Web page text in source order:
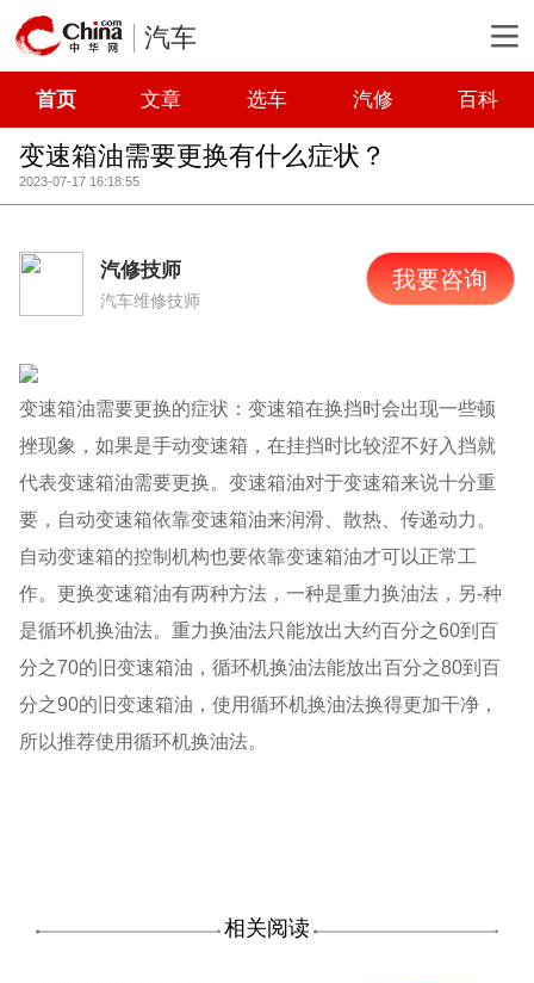
汽车
首页 文章 选车 汽修 百科
变速箱油需要更换有什么症状？
2023-07-17 16:18:55
汽修技师
汽车维修技师
我要咨询
变速箱油需要更换的症状：变速箱在换挡时会出现一些顿
挫现象，如果是手动变速箱，在挂挡时比较涩不好入挡就
代表变速箱油需要更换。变速箱油对于变速箱来说十分重
要，自动变速箱依靠变速箱油来润滑、散热、传递动力。
自动变速箱的控制机构也要依靠变速箱油才可以正常工
作。更换变速箱油有两种方法，一种是重力换油法，另-种
是循环机换油法。重力换油法只能放出大约百分之60到百
分之70的旧变速箱油，循环机换油法能放出百分之80到百
分之90的旧变速箱油，使用循环机换油法换得更加干净，
所以推荐使用循环机换油法。
相关阅读